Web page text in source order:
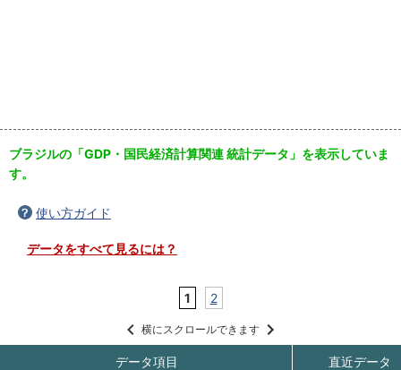
ブラジルの「GDP・国民経済計算関連 統計データ」を表示していま
す。
使い方ガイド
データをすべて見るには？
1 2
横にスクロールできます
データ項目 直近データ